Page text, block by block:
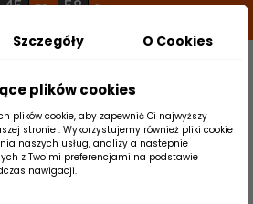
45 m 57 s
Szukaj
produktu
Salon / Taras Tubądzin
Szczegóły O Cookies
plików cookies
plików cookie, aby zapewnić Ci najwyższy
stronie . Wykorzystujemy również pliki cookie
naszych usług, analizy a nastepnie
z Twoimi preferencjami na podstawie
nawigacji.